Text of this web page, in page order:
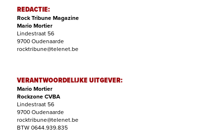
REDACTIE:
Rock Tribune Magazine
Mario Mortier
Lindestraat 56
9700 Oudenaarde
rocktribune@telenet.be
VERANTWOORDELIJKE UITGEVER:
Mario Mortier
Rockzone CVBA
Lindestraat 56
9700 Oudenaarde
rocktribune@telenet.be
BTW 0644.939.835